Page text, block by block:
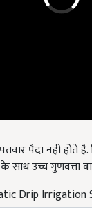
उच्च गुणवत्ता
Drip Irrigation